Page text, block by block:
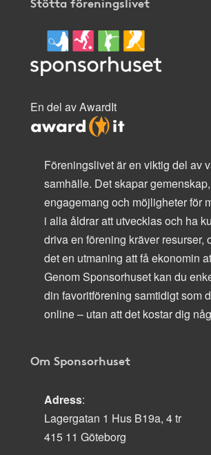
En del av AwardIt
Föreningslivet är en viktig del av
samhälle. Det skapar gemenskap,
engagemang och möjligheter för
i alla åldrar att utvecklas och ha
driva en förening kräver resurser,
det en utmaning att få ekonomin
Genom Sponsorhuset kan du
din favoritförening samtidigt som
online – utan att det kostar dig
Om Sponsorhuset
Adress:
Lagergatan 1 Hus B19a, 4 tr
415 11 Göteborg